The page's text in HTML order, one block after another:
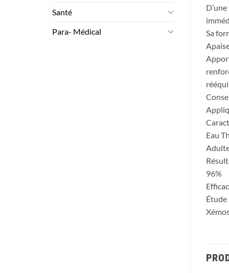
Santé
Para- Médical
Sa
Eau
96%
Étude